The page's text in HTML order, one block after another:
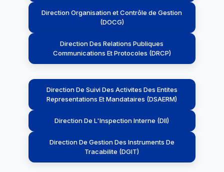
Direction Organisation et Contrôle de Gestion
(DOCG)
Direction Des Relations Publiques
Communications Et Protocoles (DRCP)
Direction De Suivi Des Activites Des Entites
Representations Et Mandataires (DSAERM)
Direction De L'Inspection Interne (DII)
Direction De Gestion Des Instruments De
Tracabilite (DGIT)